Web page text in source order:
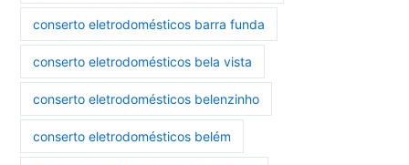
conserto eletrodomésticos barra funda
conserto eletrodomésticos bela vista
conserto eletrodomésticos belenzinho
conserto eletrodomésticos belém